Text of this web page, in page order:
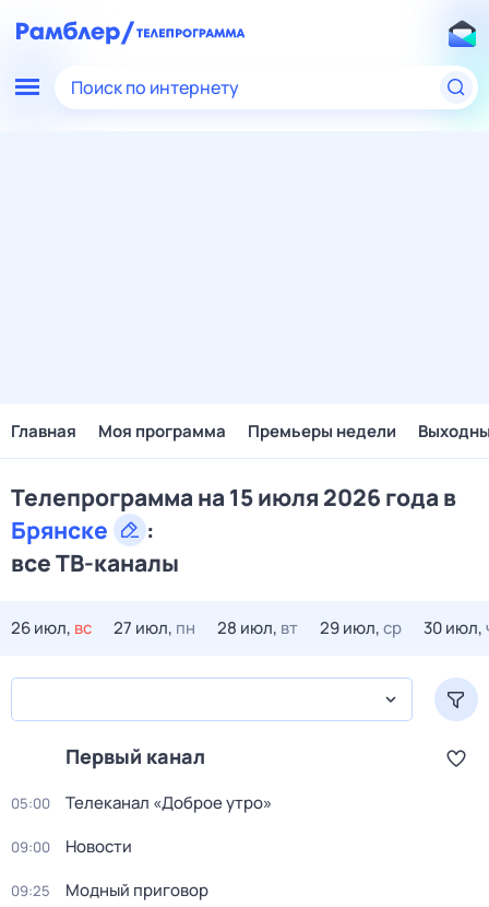
Поиск по интернету
Главная Моя программа Премьеры недели
Телепрограмма на 15 июля 2026 года в
Брянске
:
все ТВ-каналы
26 июл, вс 27 июл, пн 28 июл, вт 29 июл,ср 30 июл,
Первый канал
05:00 Телеканал «Доброе утро»
09:00 Новости
09:25 Модный приговор